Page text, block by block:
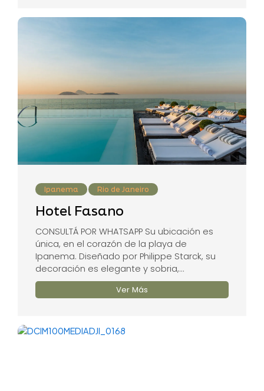
Ipanema Rio de Janeiro
Hotel Fasano
CONSULTÁ POR WHATSAPP Su ubicación es
única, en el corazón de la playa de
Ipanema. Diseñado por Philippe Starck, su
decoración es elegante y sobria,...
Ver Más